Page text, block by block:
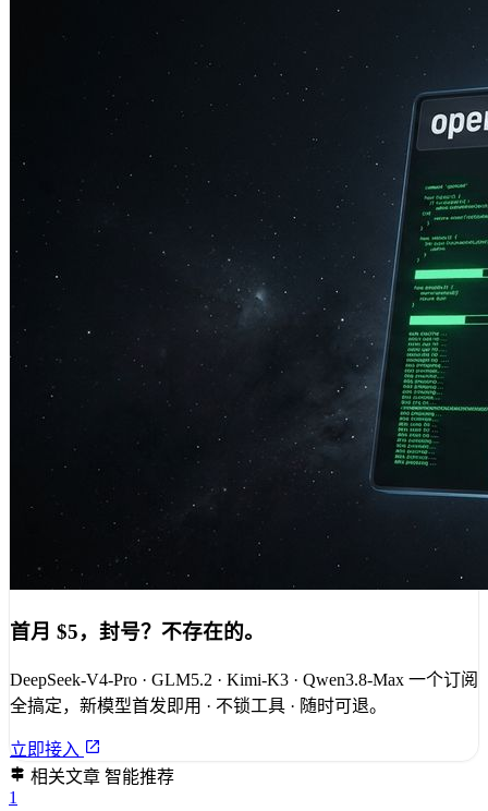
首月 $5，封号？不存在的。
DeepSeek-V4-Pro · GLM5.2 · Kimi-K3 · Qwen3.8-Max 一个订阅
全搞定，新模型首发即用 · 不锁工具 · 随时可退。
立即接入
相关文章 智能推荐
1